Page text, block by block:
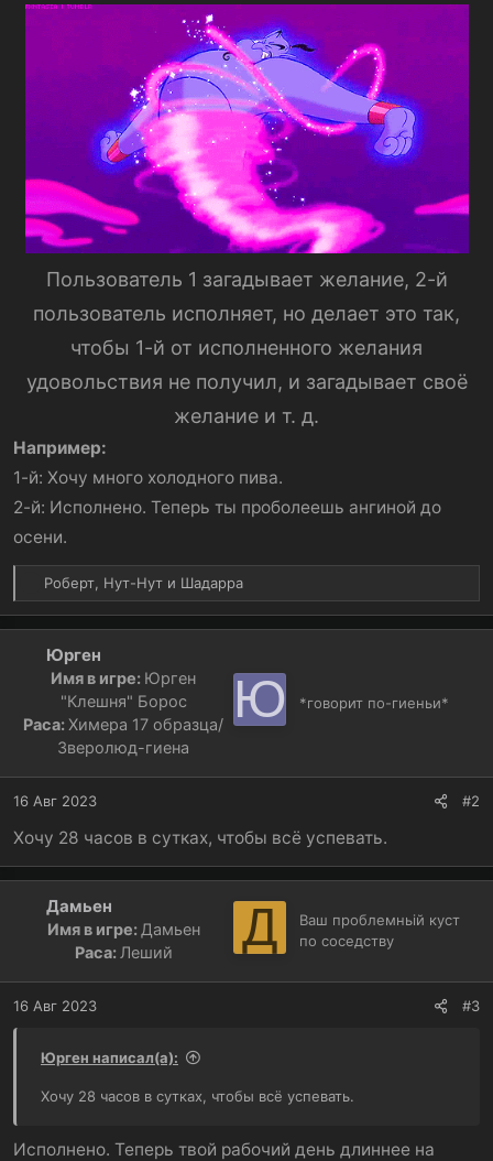
Пользователь 1 загадывает желание, 2-й
пользователь исполняет, но делает это так,
чтобы 1-й от исполненного желания
удовольствия не получил, и загадывает своё
желание и т. д.
Например:
1-й: Хочу много холодного пива.
2-й: Исполнено. Теперь ты проболеешь ангиной до
осени.
Р
е
ц
:
Роберт Нут-Нут и Шадарра
Юрген
Имя в игре: Юрген
"Клешня" Борос
Раса:Химера 17 образца/
Зверолюд-гиена
Ю *говорит по-гиеньи*
16 Авг 2023 #2
Хочу 28 часов в сутках, чтобы всё успевать.
Дамьен
Имя в игре:Дамьен
Раса:Леший Д
Ваш проблемньій куст
по соседству
16 Авг 2023 #3
Юрген написал(а):
Хочу 28 часов в сутках, чтобы всё успевать.
Исполнено. Теперь твой рабочий день длиннее на